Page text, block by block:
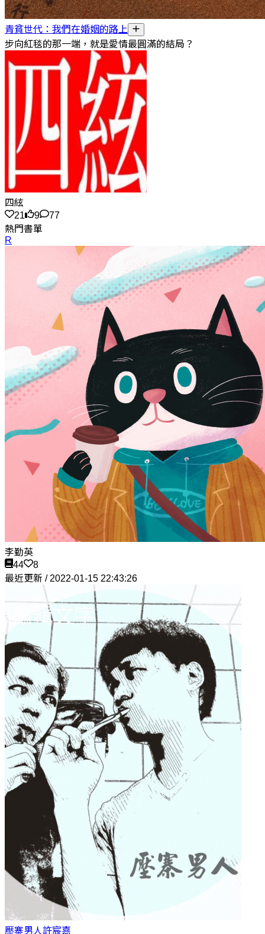
青貧世代：我們在婚姻的路上
步向紅毯的那一端，就是愛情最圓滿的結局？
四絃
21
9
77
熱門書單
R
李勤英
44
8
最近更新 / 2022-01-15 22:43:26
壓寨男人許宸嘉